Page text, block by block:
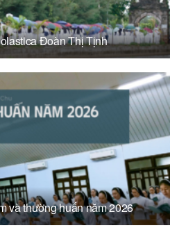
Đoàn Thị Tịnh
và thường huấn năm 2026